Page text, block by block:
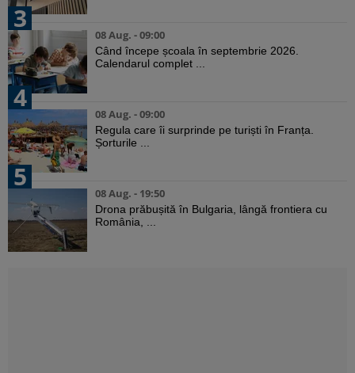
3
08 Aug. - 09:00
Când începe școala în septembrie 2026.
Calendarul complet ...
4
08 Aug. - 09:00
Regula care îi surprinde pe turiști în Franța.
Șorturile ...
5
08 Aug. - 19:50
Drona prăbușită în Bulgaria, lângă frontiera cu
România, ...